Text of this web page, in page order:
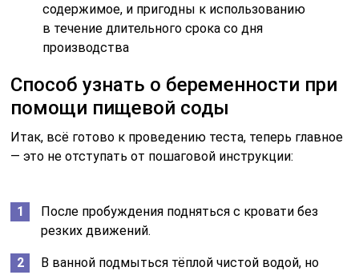
содержимое, и пригодны к использованию
в течение длительного срока со дня
производства
Способ узнать о беременности при
помощи пищевой соды
Итак, всё готово к проведению теста, теперь главное
— это не отступать от пошаговой инструкции:
После пробуждения подняться с кровати без
резких движений.
В ванной подмыться тёплой чистой водой, но